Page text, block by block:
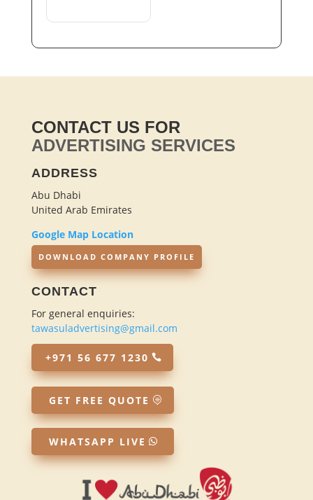
CONTACT US FOR
ADVERTISING SERVICES
ADDRESS
Abu Dhabi
United Arab Emirates
Google Map Location
DOWNLOAD COMPANY PROFILE
CONTACT
For general enquiries:
tawasuladvertising@gmail.com
+971 56 677 1230
GET FREE QUOTE
WHATSAPP LIVE